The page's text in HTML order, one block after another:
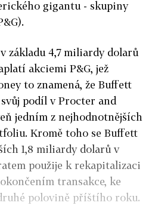
gigantu - skupiny
základu 4,7 miliardy dolarů
akciemi P&G, jež
to znamená, že Buffett
podíl v Procter and
jedním z nejhodnotnějších
Kromě toho se Buffett
1,8 miliardy dolarů v
použije k rekapitalizaci
transakce, ke
polovině příštího roku.